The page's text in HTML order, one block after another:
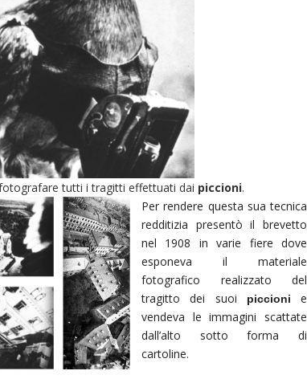
tutti i tragitti effettuati dai piccioni.
Per rendere questa sua tecnica
redditizia presentò il brevetto
nel 1908 in varie fiere dove
esponeva il materiale
fotografico realizzato del
tragitto dei suoi
piccioni
e
vendeva le immagini scattate
dall’alto sotto forma di
cartoline.